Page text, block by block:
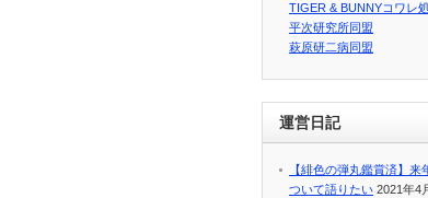
TIGER & BUNNYコワレ
平次研究所同盟
萩原研二病同盟
運営日記
【緋色の弾丸鑑賞済】
ついて語りたい 2021年4